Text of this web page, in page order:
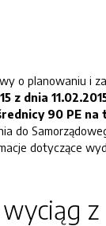
o planowaniu i
15 z dnia 11.02.201
90 PE na
do
dotyczące